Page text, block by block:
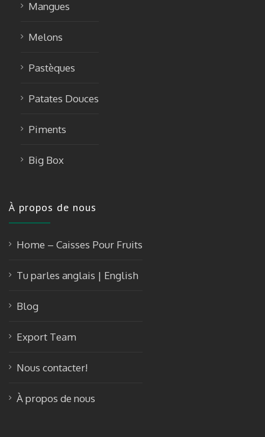
Mangues
Melons
Pastèques
Patates Douces
Piments
Big Box
À propos de nous
Home – Caisses Pour Fruits
Tu parles anglais | English
Blog
Export Team
Nous contacter!
À propos de nous